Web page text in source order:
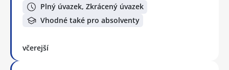
Plný úvazek, Zkrácený úvazek
Vhodné také pro absolventy
včerejší